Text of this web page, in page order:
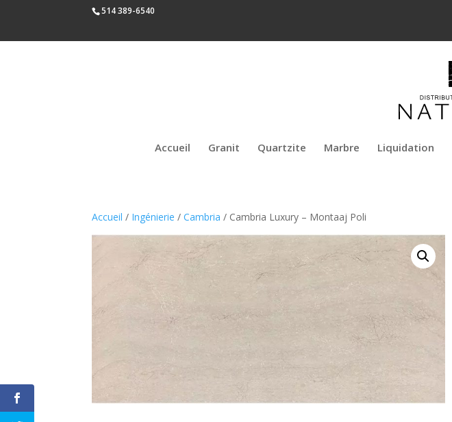
514 389-6540
Accueil Granit Quartzite Marbre Liquidation
Accueil / Ingénierie /Cambria / Cambria Luxury – Montaaj Poli